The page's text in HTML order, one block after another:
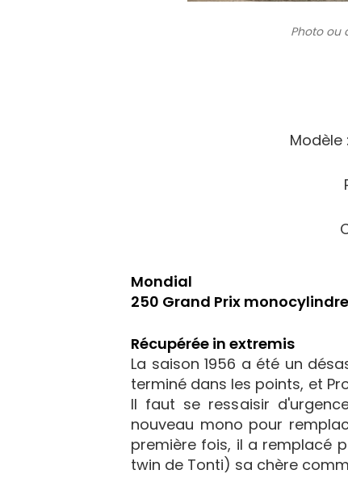
Photo ou
Modèle :
Mondial
250 Grand Prix
Récupérée in extremis
La saison 1956 a été un
terminé dans les points, et
Il faut se ressaisir
nouveau mono pour
première fois, il a remplacé
twin de Tonti) sa chère